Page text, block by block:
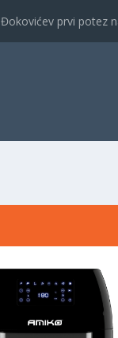
Đokovićev prvi potez